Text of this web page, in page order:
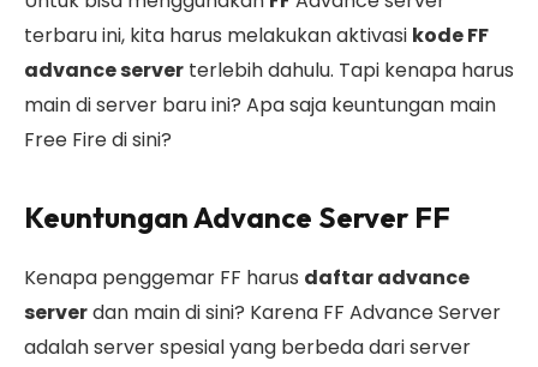
terbaru ini, kita harus melakukan aktivasi kode FF
advance server terlebih dahulu. Tapi kenapa harus
main di server baru ini? Apa saja keuntungan main
Free Fire di sini?
Keuntungan Advance Server FF
Kenapa penggemar FF harus daftar advance
serverdan main di sini? Karena FF Advance Server
adalah server spesial yang berbeda dari server